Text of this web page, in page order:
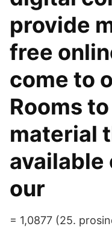
provide
free
come to
Rooms
material
available
our
= 1,0877 (25.